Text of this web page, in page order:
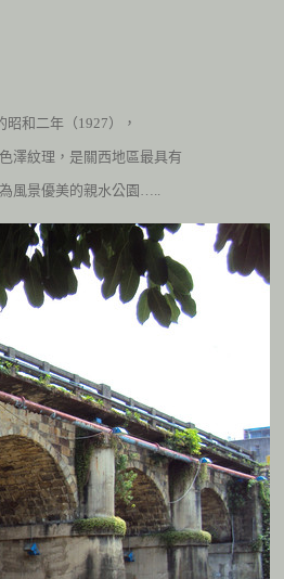
昭和二年（1927），
澤紋理，是關西地區最具有
風景優美的親水公園…..